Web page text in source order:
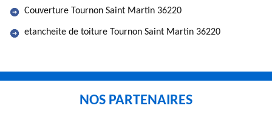
Couverture Tournon Saint Martin 36220
etancheite de toiture Tournon Saint Martin 36220
NOS PARTENAIRES